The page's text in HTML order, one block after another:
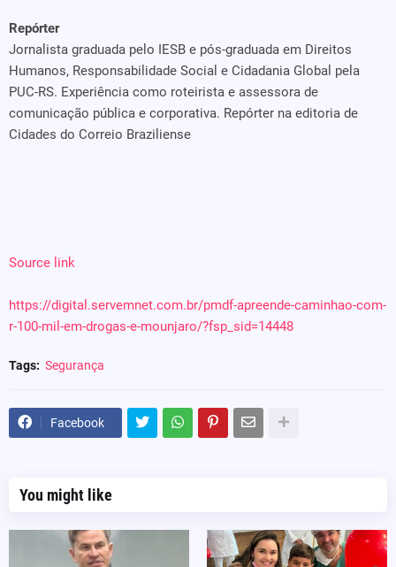
Repórter
Jornalista graduada pelo IESB e pós-graduada em Direitos
Humanos, Responsabilidade Social e Cidadania Global pela
PUC-RS. Experiência como roteirista e assessora de
comunicação pública e corporativa. Repórter na editoria de
Cidades do Correio Braziliense
Source link
https://digital.servemnet.com.br/pmdf-apreende-caminhao-com-
r-100-mil-em-drogas-e-mounjaro/?fsp_sid=14448
Tags: Segurança
Facebook
You might like